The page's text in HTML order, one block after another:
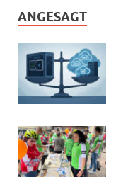
ANGESAGT